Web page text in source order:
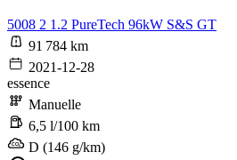
5008 2 1.2 PureTech 96kW S&S GT
91 784 km
2021-12-28
essence
Manuelle
6,5 l/100 km
D (146 g/km)